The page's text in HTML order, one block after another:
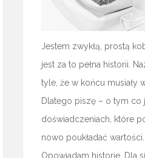
Jestem zwykłą, prostą
jest za to pełna historii.
tyle, że w końcu musiały
Dlatego piszę – o tym co
doświadczeniach, które
nowo poukładać
Opowiadam historie. Dla